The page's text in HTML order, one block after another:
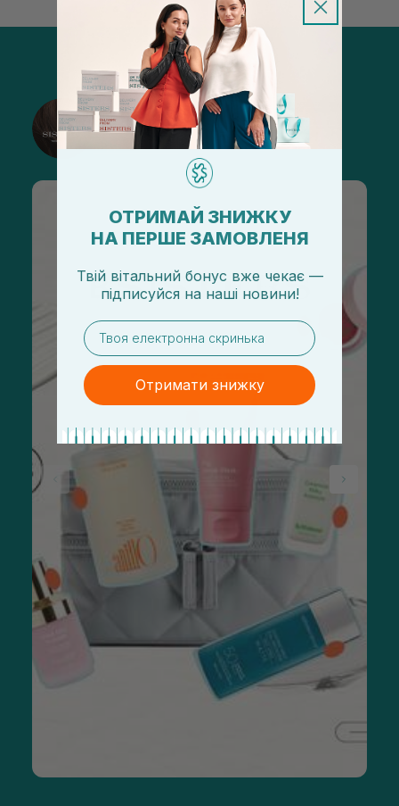
@sisters_stelmakh в Instagram
Підписатися
ОТРИМАЙ ЗНИЖКУ
НА ПЕРШЕ ЗАМОВЛЕНЯ
Твій вітальний бонус вже чекає —
підписуйся на наші новини!
email
Отримати знижку